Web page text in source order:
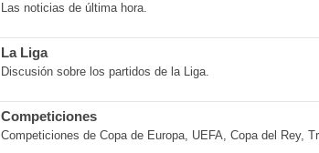
Las noticias de última hora.
La Liga
Discusión sobre los partidos de la Liga.
Competiciones
Competiciones de Copa de Europa, UEFA, Copa del Rey,